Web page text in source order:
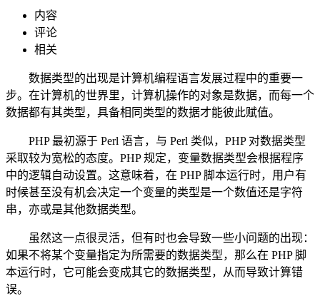
内容
评论
相关
数据类型的出现是计算机编程语言发展过程中的重要一
步。在计算机的世界里，计算机操作的对象是数据，而每一个
数据都有其类型，具备相同类型的数据才能彼此赋值。
PHP 最初源于 Perl 语言，与 Perl 类似，PHP 对数据类型
采取较为宽松的态度。PHP 规定，变量数据类型会根据程序
中的逻辑自动设置。这意味着，在 PHP 脚本运行时，用户有
时候甚至没有机会决定一个变量的类型是一个数值还是字符
串，亦或是其他数据类型。
虽然这一点很灵活，但有时也会导致一些小问题的出现：
如果不将某个变量指定为所需要的数据类型，那么在 PHP 脚
本运行时，它可能会变成其它的数据类型，从而导致计算错
误。